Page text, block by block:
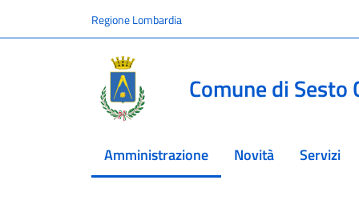
Regione Lombardia
Comune di Sesto
Amministrazione
menu selezionato Novità Servizi